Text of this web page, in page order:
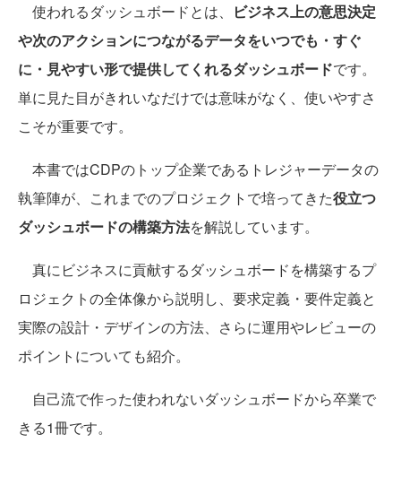
使われるダッシュボードとは、
ビジネス上の意思決定
や次のアクションにつながるデータをいつでも・すぐ
に・見やすい形で提供してくれるダッシュボードです。
単に見た目がきれいなだけでは意味がなく、使いやすさ
こそが重要です。
本書ではCDPのトップ企業であるトレジャーデータの
執筆陣が、これまでのプロジェクトで培ってきた役立つ
ダッシュボードの構築方法を解説しています。
真にビジネスに貢献するダッシュボードを構築するプ
ロジェクトの全体像から説明し、要求定義・要件定義と
実際の設計・デザインの方法、さらに運用やレビューの
ポイントについても紹介。
自己流で作った使われないダッシュボードから卒業で
きる1冊です。